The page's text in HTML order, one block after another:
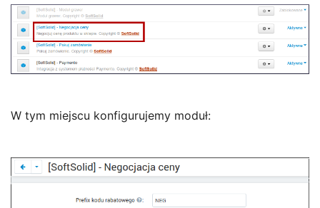
W tym miejscu konfigurujemy moduł: